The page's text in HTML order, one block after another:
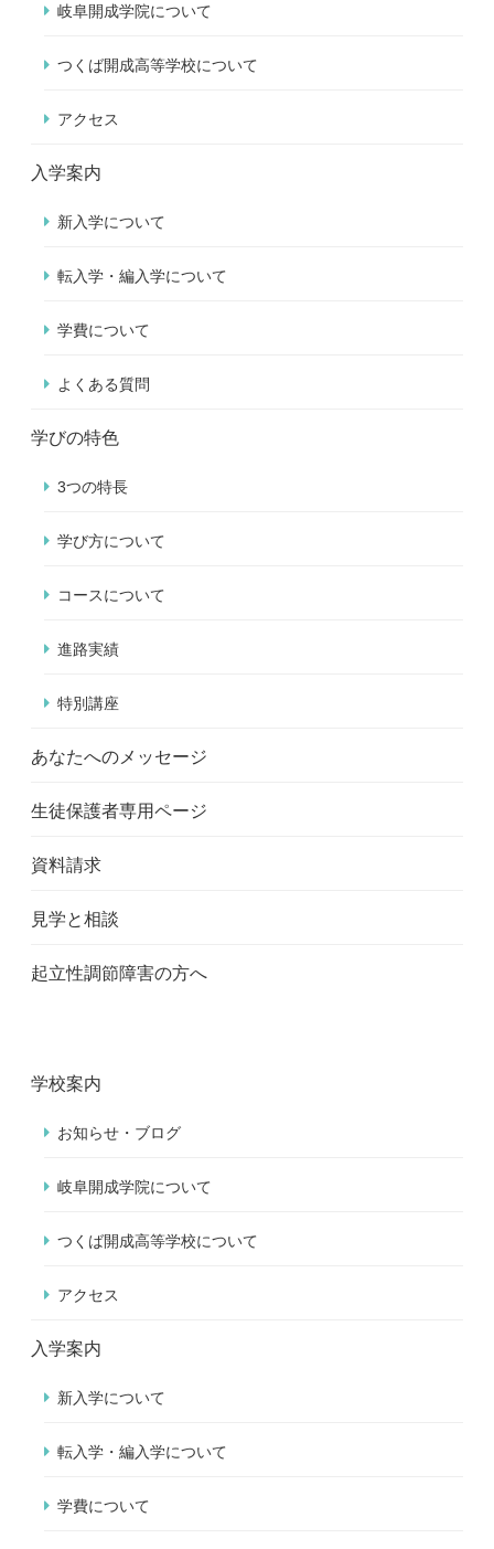
岐阜開成学院について
つくば開成高等学校について
アクセス
入学案内
新入学について
転入学・編入学について
学費について
よくある質問
学びの特色
3つの特長
学び方について
コースについて
進路実績
特別講座
あなたへのメッセージ
生徒保護者専用ページ
資料請求
見学と相談
起立性調節障害の方へ
学校案内
お知らせ・ブログ
岐阜開成学院について
つくば開成高等学校について
アクセス
入学案内
新入学について
転入学・編入学について
学費について